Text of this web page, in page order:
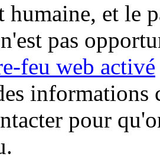
humaine, et le
pas
feu web activé
informations
pour